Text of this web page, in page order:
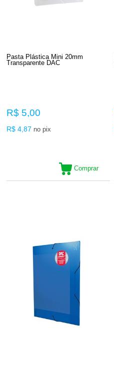
Pasta Plástica Mini 20mm
Transparente DAC
R$ 5,00
R$ 4,87 no pix
Comprar